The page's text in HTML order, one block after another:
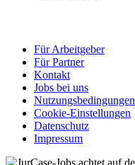
Für Arbeitgeber
Für Partner
Kontakt
Jobs bei uns
Nutzungsbedingungen
Cookie-Einstellungen
Datenschutz
Impressum